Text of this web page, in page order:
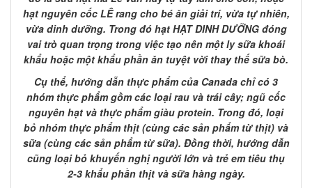
hạt nguyên cốc LÊ rang cho bé ăn giải trí, vừa tự nhiên,
vừa dinh dưỡng. Trong đó hạt HẠT DINH DƯỠNG đóng
vai trò quan trọng trong việc tạo nên một ly sữa khoái
khẩu hoặc một khẩu phần ăn tuyệt vời thay thế sữa bò.
Cụ thể, hướng dẫn thực phẩm của Canada chỉ có 3
nhóm thực phẩm gồm các loại rau và trái cây; ngũ cốc
nguyên hạt và thực phẩm giàu protein. Trong đó, loại
bỏ nhóm thực phẩm thịt (cùng các sản phẩm từ thịt) và
sữa (cùng các sản phẩm từ sữa). Đồng thời, hướng dẫn
cũng loại bỏ khuyến nghị người lớn và trẻ em tiêu thụ
2-3 khẩu phần thịt và sữa hàng ngày.